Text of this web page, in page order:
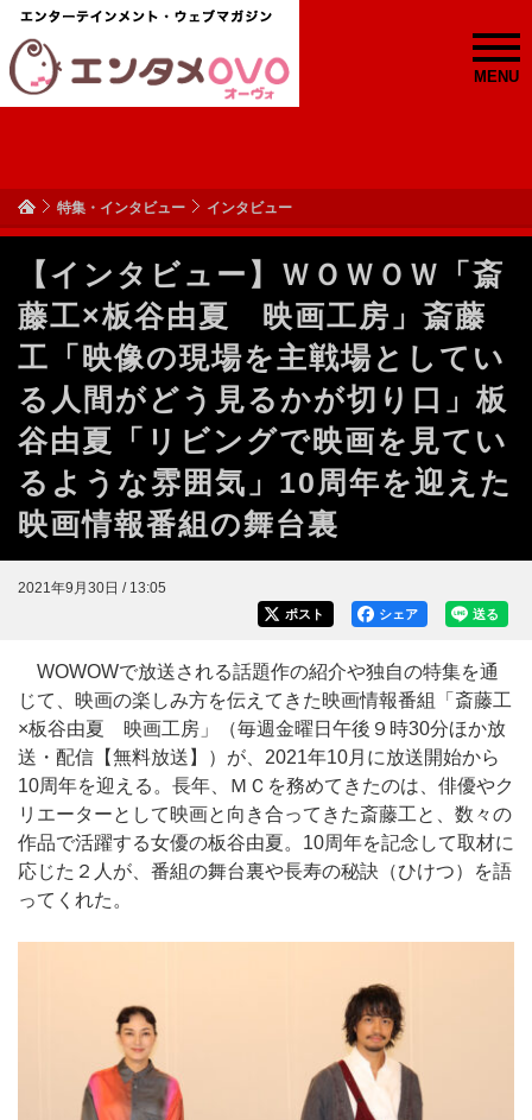
MENU
特集・インタビュー インタビュー
【インタビュー】ＷＯＷＯＷ「斎
藤工×板谷由夏 映画工房」斎藤
工「映像の現場を主戦場としてい
る人間がどう見るかが切り口」板
谷由夏「リビングで映画を見てい
るような雰囲気」10周年を迎えた
映画情報番組の舞台裏
2021年9月30日 / 13:05
送る
シェア
ポスト
WOWOWで放送される話題作の紹介や独自の特集を通
じて、映画の楽しみ方を伝えてきた映画情報番組「斎藤工
×板谷由夏 映画工房」（毎週金曜日午後９時30分ほか放
送・配信【無料放送】）が、2021年10月に放送開始から
10周年を迎える。長年、ＭＣを務めてきたのは、俳優やク
リエーターとして映画と向き合ってきた斎藤工と、数々の
作品で活躍する女優の板谷由夏。10周年を記念して取材に
応じた２人が、番組の舞台裏や長寿の秘訣（ひけつ）を語
ってくれた。